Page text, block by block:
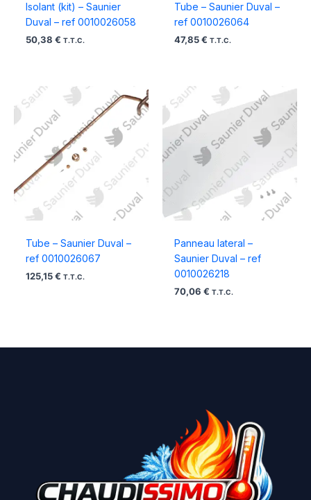
Isolant (kit) – Saunier
Duval – ref 0010026058
50,38 € T.T.C.
Tube – Saunier Duval –
ref 0010026064
47,85 € T.T.C.
Tube – Saunier Duval –
ref 0010026067
125,15 € T.T.C.
Panneau lateral –
Saunier Duval – ref
0010026218
70,06 € T.T.C.